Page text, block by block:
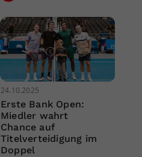
24.10.2025
Erste Bank Open:
Miedler wahrt
Chance auf
Titelverteidigung im
Doppel